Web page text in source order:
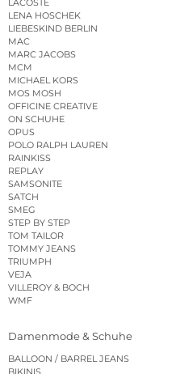
LENA HOSCHEK
LIEBESKIND BERLIN
MAC
MARC JACOBS
MCM
MICHAEL KORS
MOS MOSH
OFFICINE CREATIVE
ON SCHUHE
OPUS
POLO RALPH LAUREN
RAINKISS
REPLAY
SAMSONITE
SATCH
SMEG
STEP BY STEP
TOM TAILOR
TOMMY JEANS
TRIUMPH
VEJA
VILLEROY & BOCH
WMF
Damenmode & Schuhe
BALLOON / BARREL JEANS
BIKINIS